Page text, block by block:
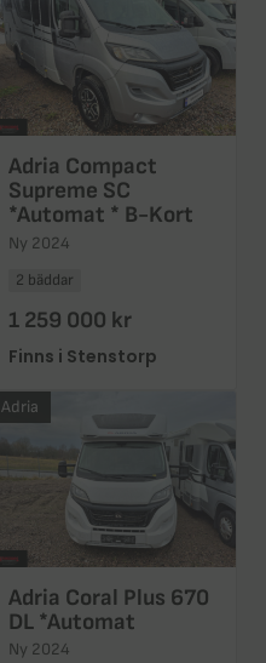
Adria Compact
Supreme SC
*Automat * B-Kort
Ny 2024
2 bäddar
1 259 000 kr
Finns i Stenstorp
Adria
Adria Coral Plus 670
DL *Automat
Ny 2024